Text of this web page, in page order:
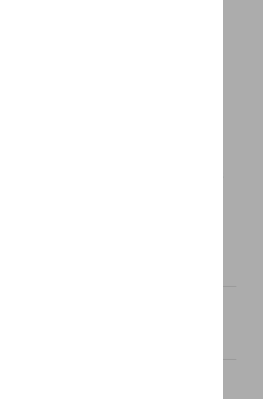
présent site sont des prix recommandés
frais de montage. Pour connaitre le prix
éventuels frais de montage, veuillez
agent. Les prix recommandés
sans préavis.